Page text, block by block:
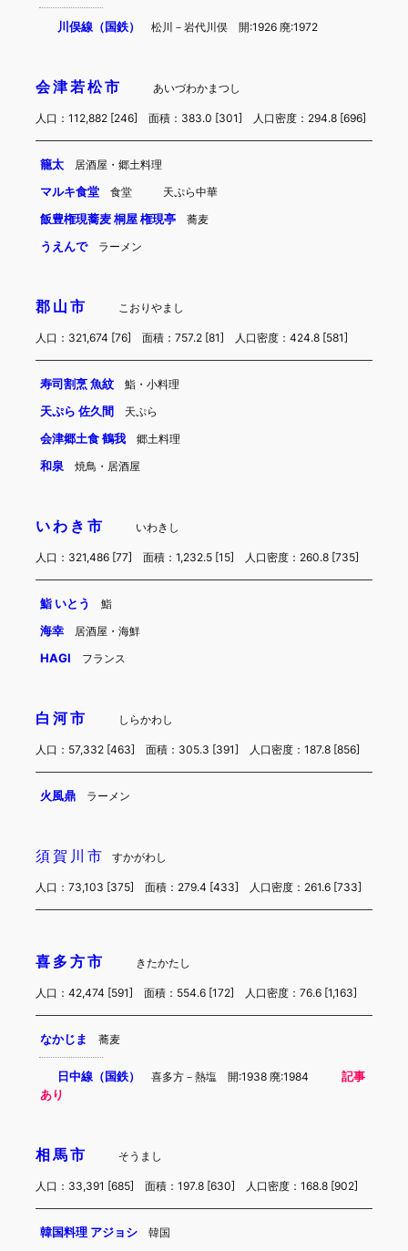
川俣線（国鉄） 松川－岩代川俣 開:1926 廃:1972
会津若松市 あいづわかまつし
人口：112,882 [246] 面積：383.0 [301] 人口密度：294.8 [696]
籠太 居酒屋・郷土料理
マルキ食堂 食堂 天ぷら中華
飯豊権現蕎麦 桐屋 権現亭 蕎麦
うえんでラーメン
郡山市 こおりやまし
人口：321,674 [76] 面積：757.2 [81] 人口密度：424.8 [581]
寿司割烹 魚紋 鮨・小料理
天ぷら 佐久間 天ぷら
会津郷土食 鶴我 郷土料理
和泉 焼鳥・居酒屋
いわき市 いわきし
人口：321,486 [77] 面積：1,232.5 [15] 人口密度：260.8 [735]
鮨 いとう 鮨
海幸 居酒屋・海鮮
HAGI フランス
白河市 しらかわし
人口：57,332 [463] 面積：305.3 [391] 人口密度：187.8 [856]
火風鼎 ラーメン
須賀川市 すかがわし
人口：73,103 [375] 面積：279.4 [433] 人口密度：261.6 [733]
喜多方市 きたかたし
人口：42,474 [591] 面積：554.6 [172] 人口密度：76.6 [1,163]
なかじま 蕎麦
日中線（国鉄） 喜多方－熱塩 開:1938 廃:1984
記事
あり
相馬市 そうまし
人口：33,391 [685] 面積：197.8 [630] 人口密度：168.8 [902]
韓国料理 アジョシ 韓国